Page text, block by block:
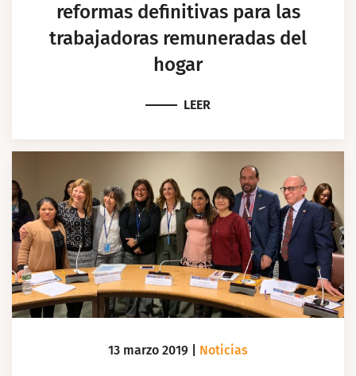
reformas definitivas para las
trabajadoras remuneradas del
hogar
LEER
13 marzo 2019 Noticias